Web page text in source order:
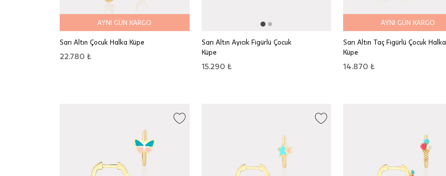
AYNI GÜN KARGO
Sarı Altın Çocuk Halka Küpe
22.780 ₺
Sarı Altın Ayıcık Figürlü Çocuk
Küpe
15.290 ₺
AYNI GÜN KARGO
Sarı Altın Taç Figürlü Çocuk Halka
Küpe
14.870 ₺